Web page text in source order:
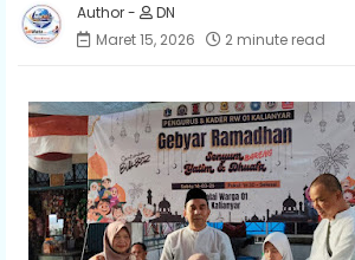
DN
Maret 15, 2026
2 minute read